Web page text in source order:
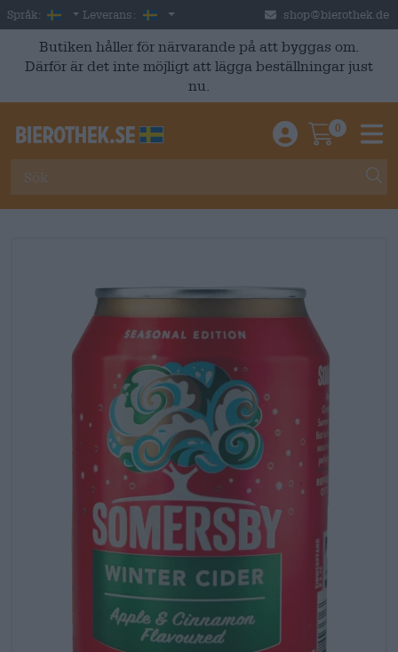
Skip to main content
Språk: Swedish
Leverans: Sverige shop@bierothek.de
Butiken håller för närvarande på att byggas om.
Därför är det inte möjligt att lägga beställningar just
nu.
Einloggen /
0